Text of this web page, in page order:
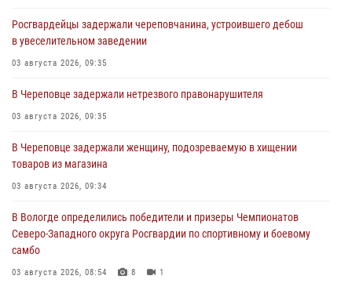
Росгвардейцы задержали череповчанина, устроившего дебош
в увеселительном заведении
03 августа 2026, 09:35
В Череповце задержали нетрезвого правонарушителя
03 августа 2026, 09:35
В Череповце задержали женщину, подозреваемую в хищении
товаров из магазина
03 августа 2026, 09:34
В Вологде определились победители и призеры Чемпионатов
Северо-Западного округа Росгвардии по спортивному и боевому
самбо
03 августа 2026, 08:54 8 1